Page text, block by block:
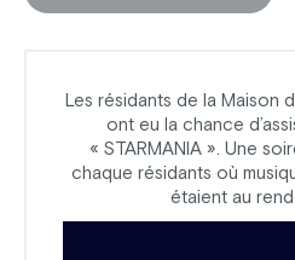
Les résidants de la Maison
ont eu la chance
« STARMANIA ». Une
chaque résidants où
étaient au